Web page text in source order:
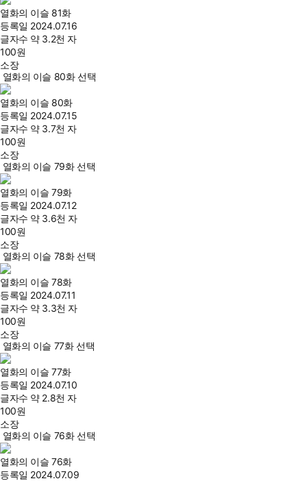
열화의 이슬 81화
등록일 2024.07.16
글자수 약 3.2천 자
100원
소장
열화의 이슬 80화 선택
열화의 이슬 80화
등록일 2024.07.15
글자수 약 3.7천 자
100원
소장
열화의 이슬 79화 선택
열화의 이슬 79화
등록일 2024.07.12
글자수 약 3.6천 자
100원
소장
열화의 이슬 78화 선택
열화의 이슬 78화
등록일 2024.07.11
글자수 약 3.3천 자
100원
소장
열화의 이슬 77화 선택
열화의 이슬 77화
등록일 2024.07.10
글자수 약 2.8천 자
100원
소장
열화의 이슬 76화 선택
열화의 이슬 76화
등록일 2024.07.09